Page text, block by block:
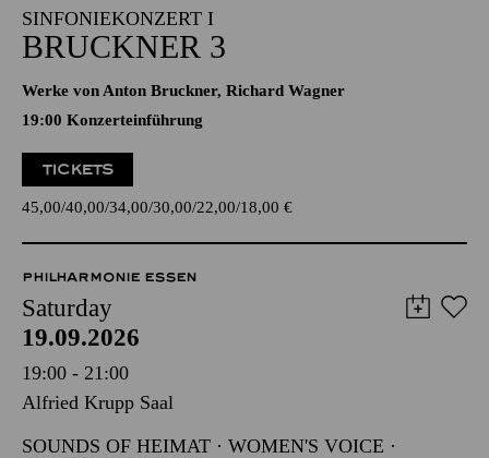
SINFONIEKONZERT I
BRUCKNER 3
Werke von Anton Bruckner, Richard Wagner
19:00 Konzerteinführung
TICKETS
45,00 40,00 34,00 30,00 22,00 18,00 €
PHILHARMONIE ESSEN
Saturday
19.09.2026
19:00 - 21:00
Alfried Krupp Saal
SOUNDS OF HEIMAT · WOMEN'S VOICE ·